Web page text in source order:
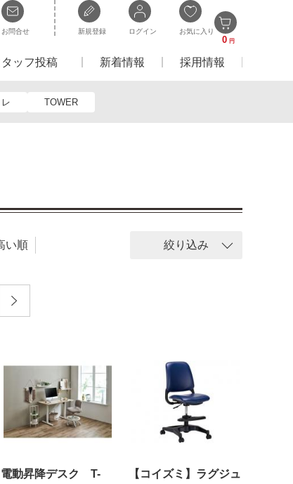
お問合せ 新規登録 ログイン お気に入り
0 円
タッフ投稿 新着情報 採用情報
TOWER
い順 絞り込み
電動昇降デスク T-
【コイズミ】ラグジュ